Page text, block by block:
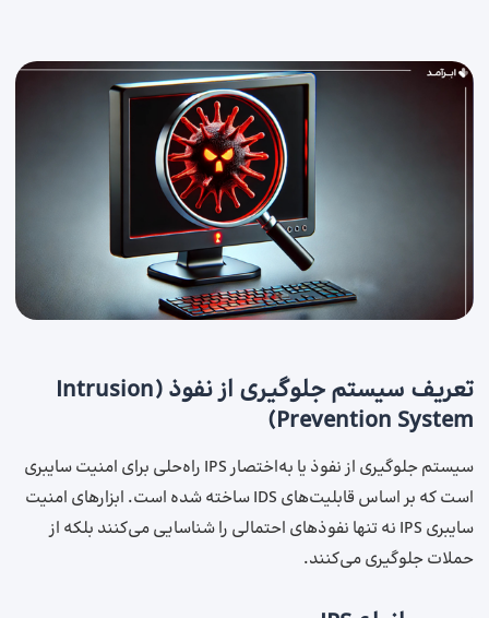
تعریف سیستم جلوگیری از نفوذ (Intrusion
Prevention System)
سیستم جلوگیری از نفوذ یا به‌اختصار IPS راه‌حلی برای امنیت سایبری
است که بر اساس قابلیت‌های IDS ساخته شده است. ابزارهای امنیت
سایبری IPS نه تنها نفوذهای احتمالی را شناسایی می‌کنند بلکه از
حملات جلوگیری می‌کنند.